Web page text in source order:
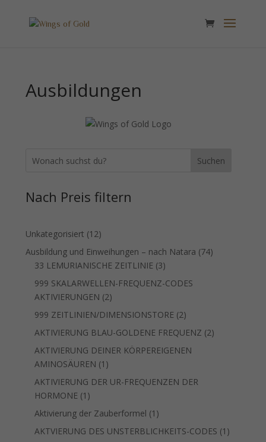
Ausbildungen
Suchen
Nach Preis filtern
Unkategorisiert 1212
Produkte
Ausbildung und Einweihungen – nach Natara 7474
33 LEMURIANISCHE ZEITLINIE 33
Produkte
999 SKALARWELLEN-FREQUENZ-CODES
AKTIVIERUNGEN 22
Produkte
999 ZEITLINIEN/DIMENSIONSTORE 22
Produkte
AKTIVIERUNG BLAU-GOLDENE FREQUENZ 22
AKTIVIERUNG DEINER KÖRPEREIGENEN
AMINOSÄUREN 1 1
Produkt
AKTIVIERUNG DER UR-FREQUENZEN DER
HORMONE 1 1
Produkt
Aktivierung der Zauberformel 1 1
Produkt
AKTVIERUNG DES UNSTERBLICHKEITS-CODES 1 1